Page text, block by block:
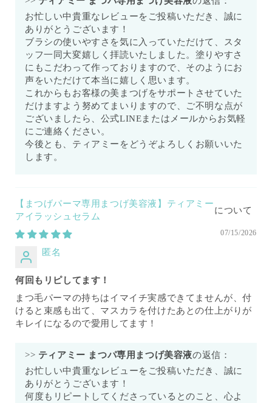
お忙しい中貴重なレビューをご投稿いただき、誠に
ありがとうございます！
ブラシの使いやすさを気に入っていただけて、スタ
ッフ一同大変嬉しく拝読いたしました。塗りやすさ
にもこだわって作っておりますので、そのようにお
声をいただけて本当に嬉しく思います。
これからもお客様の美まつげをサポートさせていた
だけますよう努めてまいりますので、ご不明な点が
ございましたら、公式LINEまたはメールからお気軽
にご連絡ください。
今後とも、ティアミーをどうぞよろしくお願いいた
します。
【まつげパーマ専用まつげ美容液】ティアミー
アイラッシュセラム
07/15/2026
匿名
何回もリピしてます！
まつ毛パーマの持ちはイマイチ実感できてませんが、付
けると束感も出て、マスカラを付けたあとの仕上がりが
キレイになるので愛用してます！
>> ティアミー まつパ専用まつげ美容液の返信：
お忙しい中貴重なレビューをご投稿いただき、誠に
ありがとうございます！
何度もリピートしてくださっているとのこと、心よ